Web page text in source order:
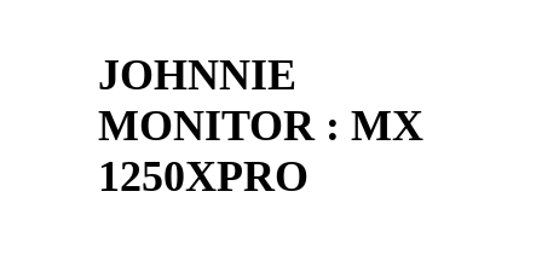
JOHNNIE
MONITOR : MX
1250XPRO